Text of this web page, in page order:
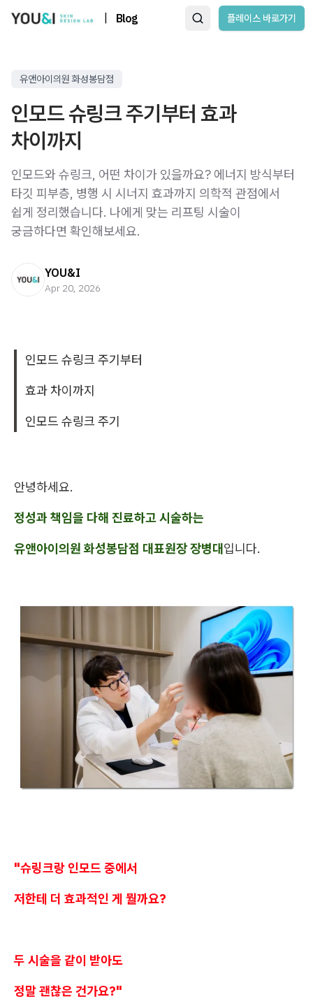
Blog 플레이스 바로가기
유앤아이의원 화성봉담점
인모드 슈링크 주기부터 효과
차이까지
인모드와 슈링크, 어떤 차이가 있을까요? 에너지 방식부터
타깃 피부층, 병행 시 시너지 효과까지 의학적 관점에서
쉽게 정리했습니다. 나에게 맞는 리프팅 시술이
궁금하다면 확인해보세요.
YOU&I
Apr 20, 2026
인모드 슈링크 주기부터
효과 차이까지
인모드 슈링크 주기
안녕하세요.
정성과 책임을 다해 진료하고 시술하는
유앤아이의원 화성봉담점 대표원장 장병대입니다.
"슈링크랑 인모드 중에서
저한테 더 효과적인 게 뭘까요?
두 시술을 같이 받아도
정말 괜찮은 건가요?"